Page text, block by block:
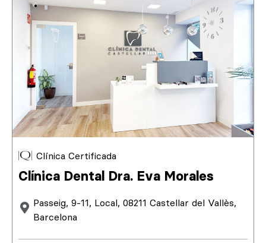
Clínica Certificada
Clínica Dental Dra. Eva Morales
Passeig, 9-11, Local, 08211 Castellar del Vallès,
Barcelona